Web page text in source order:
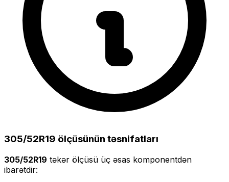
305/52R19 ölçüsünün təsnifatları
305/52R19 təkər ölçüsü üç əsas komponentdən
ibarətdir: